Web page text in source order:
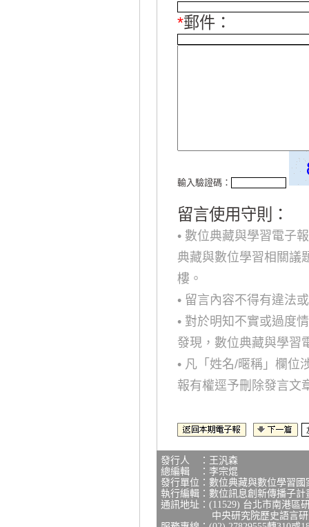
*郵件：
輸入驗證碼：
留言使用守則：
• 數位典藏與學習電子
典藏與數位學習相關議
樓。
• 留言內容不得有違法
• 對於明知不實或過度
發現，數位典藏與學習
• 凡「姓名/暱稱」欄位
報有權逕予刪除發言文
發行人 ：王汎森
總編輯 ：李宗焜
發行單位：數位典藏與數位學習
執行編輯：數位訊息創新傳播子計
通訊地址：(11529) 台北市南港區
中央研究院歷史語言研究